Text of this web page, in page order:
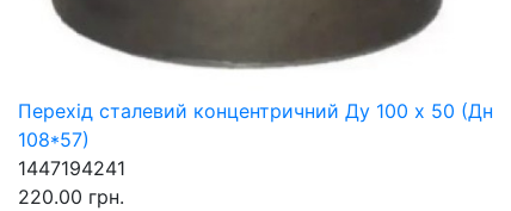
Перехід сталевий концентричний Ду 100 х 50 (Дн
108*57)
1447194241
220.00 грн.